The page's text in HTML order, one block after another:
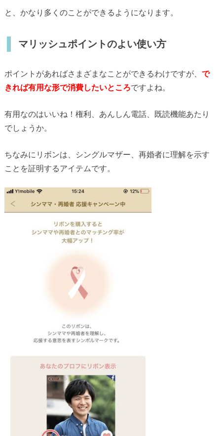
と、かなり多くのことができるようになります。
マリッシュポイントのよい使い方
ポイントがあればさまざまなことができるわけですが、 で
きれば有用な形で消費したいところですよね。
有用なのはいいね！権利、あんしん電話、既読機能あたり
でしょうか。
ちなみにリボンは、シングルマザー、再婚者に理解を示す
ことを証明するアイテムです。